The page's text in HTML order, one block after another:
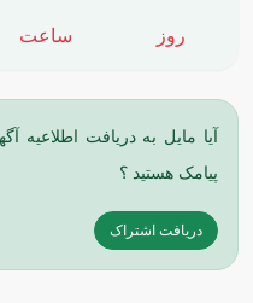
روز ساعت
آیا مایل به دریافت
پیامک هستید ؟
دریافت اشتراک